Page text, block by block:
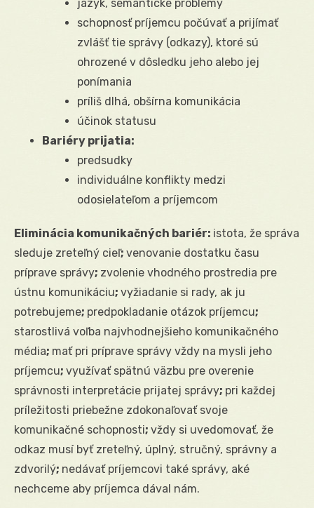
jazyk, sémantické problémy
schopnosť príjemcu počúvať a prijímať
zvlášť tie správy (odkazy), ktoré sú
ohrozené v dôsledku jeho alebo jej
ponímania
príliš dlhá, obšírna komunikácia
účinok statusu
Bariéry prijatia:
predsudky
individuálne konflikty medzi
odosielateľom a príjemcom
Eliminácia komunikačných bariér: istota, že správa
sleduje zreteľný cieľ; venovanie dostatku času
príprave správy; zvolenie vhodného prostredia pre
ústnu komunikáciu; vyžiadanie si rady, ak ju
potrebujeme; predpokladanie otázok príjemcu;
starostlivá voľba najvhodnejšieho komunikačného
média; mať pri príprave správy vždy na mysli jeho
príjemcu; využívať spätnú väzbu pre overenie
správnosti interpretácie prijatej správy; pri každej
príležitosti priebežne zdokonaľovať svoje
komunikačné schopnosti; vždy si uvedomovať, že
odkaz musí byť zreteľný, úplný, stručný, správny a
zdvorilý; nedávať príjemcovi také správy, aké
nechceme aby príjemca dával nám.